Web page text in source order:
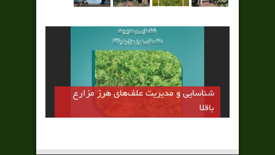
شناسایی و مدیریت علف‌های هرز مزارع
باقلا